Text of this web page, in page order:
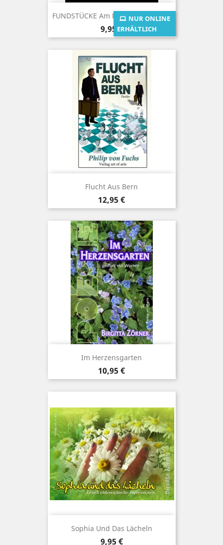
NUR ONLINE
ERHÄLTLICH
FUNDSTÜCKE Am Rande Der Straße
Preis
9,95 €
Flucht Aus Bern
Preis
12,95 €
Im Herzensgarten
Preis
10,95 €
Sophia Und Das Lächeln
Preis
9,95 €